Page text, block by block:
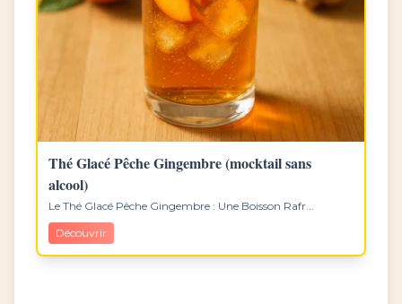
Thé Glacé Pêche Gingembre (mocktail sans
alcool)
Le Thé Glacé Pêche Gingembre : Une Boisson Rafr...
Découvrir